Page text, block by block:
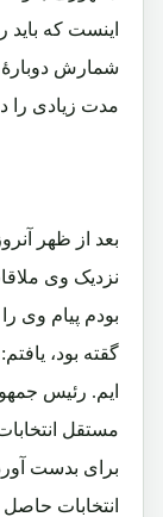
اینست که
شمارش
مدت زیادی
بعد از ظهر
نزدیک وی
بودم پیام وی
گقته بود،
ایم. رئیس
برای بدست
انتخابات